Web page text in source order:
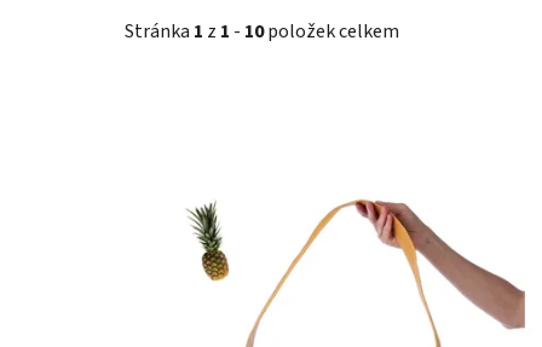
Stránka 1 z 1 - 10položek celkem